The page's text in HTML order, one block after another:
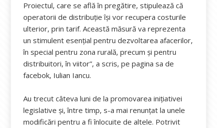
Proiectul, care se află în pregătire, stipulează că
operatorii de distribuție își vor recupera costurile
ulterior, prin tarif. Această măsură va reprezenta
un stimulent esențial pentru dezvoltarea afacerilor,
în special pentru zona rurală, precum și pentru
distribuitori, în viitor”, a scris, pe pagina sa de
facebok, Iulian Iancu.
Au trecut câteva luni de la promovarea inițiativei
legislative și, între timp, s-a mai renunțat la unele
modificări pentru a fi înlocuite de altele. Potrivit